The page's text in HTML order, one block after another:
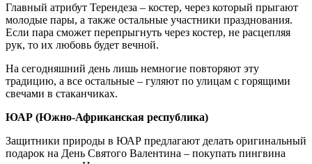
Главный атрибут Терендеза – костер, через который прыгают
молодые пары, а также остальные участники празднования.
Если пара сможет перепрыгнуть через костер, не расцепляя
рук, то их любовь будет вечной.
На сегодняшний день лишь немногие повторяют эту
традицию, а все остальные – гуляют по улицам с горящими
свечами в стаканчиках.
ЮАР (Южно-Африканская республика)
Защитники природы в ЮАР предлагают делать оригинальный
подарок на День Святого Валентина – покупать пингвина